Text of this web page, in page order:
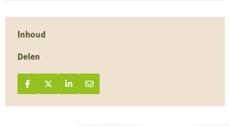
Inhoud
Delen
Deel op Facebook
Deel
op
Deel op X
Deel
op
Deel op LinkedIn
Deel
op
Deel via e-mail
Deel
via